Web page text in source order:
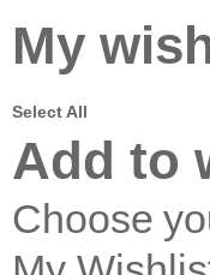
My
Select All
Add to
Choose